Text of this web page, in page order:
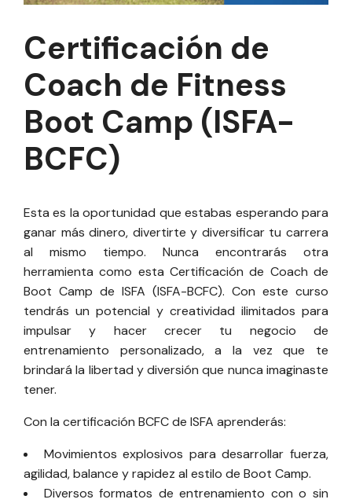
Certificación de
Coach de Fitness
Boot Camp (ISFA-
BCFC)
Esta es la oportunidad que estabas esperando para
ganar más dinero, divertirte y diversificar tu carrera
al mismo tiempo. Nunca encontrarás otra
herramienta como esta Certificación de Coach de
Boot Camp de ISFA (ISFA-BCFC). Con este curso
tendrás un potencial y creatividad ilimitados para
impulsar y hacer crecer tu negocio de
entrenamiento personalizado, a la vez que te
brindará la libertad y diversión que nunca imaginaste
tener.
Con la certificación BCFC de ISFA aprenderás:
Movimientos explosivos para desarrollar fuerza,
agilidad, balance y rapidez al estilo de Boot Camp.
Diversos formatos de entrenamiento con o sin